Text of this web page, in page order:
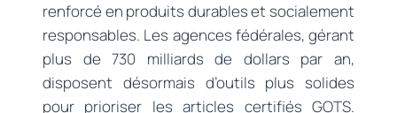
renforcé en produits durables et socialement
responsables. Les agences fédérales, gérant
plus de 730 milliards de dollars par an,
disposent désormais d’outils plus solides
pour prioriser les articles certifiés GOTS.